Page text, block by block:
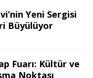
Yeni Sergisi
Büyülüyor
Fuarı: Kültür ve
Noktası